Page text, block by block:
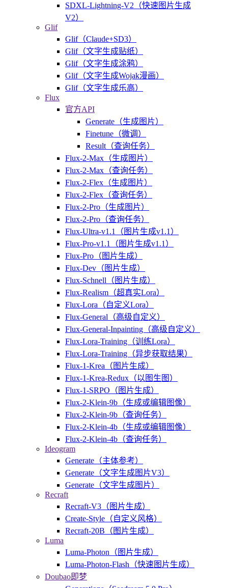
SDXL-Lightning-V2（快速图片生成
V2）
Glif
Glif（Claude+SD3）
Glif（文字生成贴纸）
Glif（文字生成涂鸦）
Glif（文字生成Wojak漫画）
Glif（文字生成乐高）
Flux
官方API
Generate（生成图片）
Finetune（微调）
Result（查询任务）
Flux-2-Max（生成图片）
Flux-2-Max（查询任务）
Flux-2-Flex（生成图片）
Flux-2-Flex（查询任务）
Flux-2-Pro（生成图片）
Flux-2-Pro（查询任务）
Flux-Ultra-v1.1（图片生成v1.1）
Flux-Pro-v1.1（图片生成v1.1）
Flux-Pro（图片生成）
Flux-Dev（图片生成）
Flux-Schnell（图片生成）
Flux-Realism（超真实Lora）
Flux-Lora（自定义Lora）
Flux-General（高级自定义）
Flux-General-Inpainting（高级自定义）
Flux-Lora-Training（训练Lora）
Flux-Lora-Training（异步获取结果）
Flux-1-Krea（图片生成）
Flux-1-Krea-Redux（以图生图）
Flux-1-SRPO（图片生成）
Flux-2-Klein-9b（生成或编辑图像）
Flux-2-Klein-9b（查询任务）
Flux-2-Klein-4b（生成或编辑图像）
Flux-2-Klein-4b（查询任务）
Ideogram
Generate（主体参考）
Generate（文字生成图片V3）
Generate（文字生成图片）
Recraft
Recraft-V3（图片生成）
Create-Style（自定义风格）
Recraft-20B（图片生成）
Luma
Luma-Photon（图片生成）
Luma-Photon-Flash（快速图片生成）
Doubao即梦